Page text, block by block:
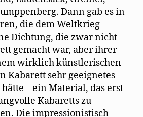
Dann gab es in
die dem Weltkrieg
Dichtung, die zwar nicht
gemacht war, aber ihrer
wirklich künstlerischen
Kabarett sehr geeignetes
– ein Material, das erst
Kabaretts zu
Die impressionistisch-